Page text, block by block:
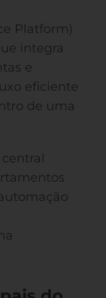
Platform)
integra
e
eficiente
de uma